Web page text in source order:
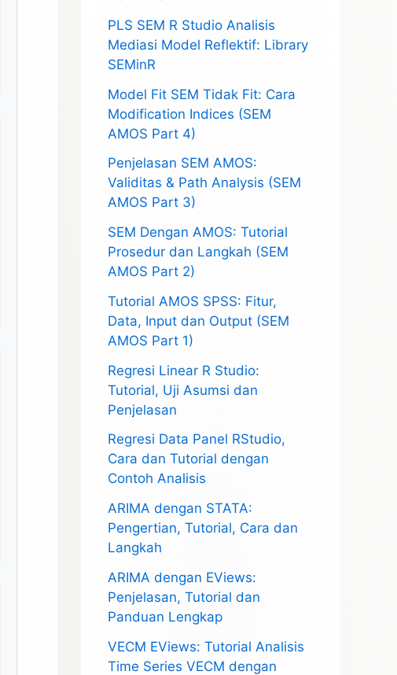
PLS SEM R Studio Analisis
Mediasi Model Reflektif: Library
SEMinR
Model Fit SEM Tidak Fit: Cara
Modification Indices (SEM
AMOS Part 4)
Penjelasan SEM AMOS:
Validitas & Path Analysis (SEM
AMOS Part 3)
SEM Dengan AMOS: Tutorial
Prosedur dan Langkah (SEM
AMOS Part 2)
Tutorial AMOS SPSS: Fitur,
Data, Input dan Output (SEM
AMOS Part 1)
Regresi Linear R Studio:
Tutorial, Uji Asumsi dan
Penjelasan
Regresi Data Panel RStudio,
Cara dan Tutorial dengan
Contoh Analisis
ARIMA dengan STATA:
Pengertian, Tutorial, Cara dan
Langkah
ARIMA dengan EViews:
Penjelasan, Tutorial dan
Panduan Lengkap
VECM EViews: Tutorial Analisis
Time Series VECM dengan